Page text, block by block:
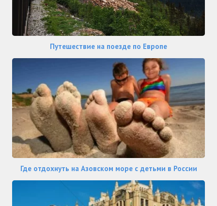
Путешествие на поезде по Европе
Где отдохнуть на Азовском море с детьми в России